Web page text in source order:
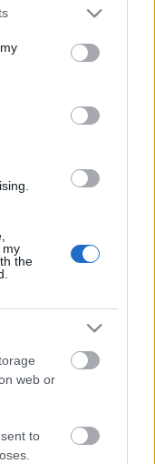
or more Google
You may click to
third-party tags to
in below Google
my
the
web or
to
és társulata is.
készült két
az
Aukció
és a várszínház
Rumi
és felnőtteknek.
rendezője a
vígjáték
premierre